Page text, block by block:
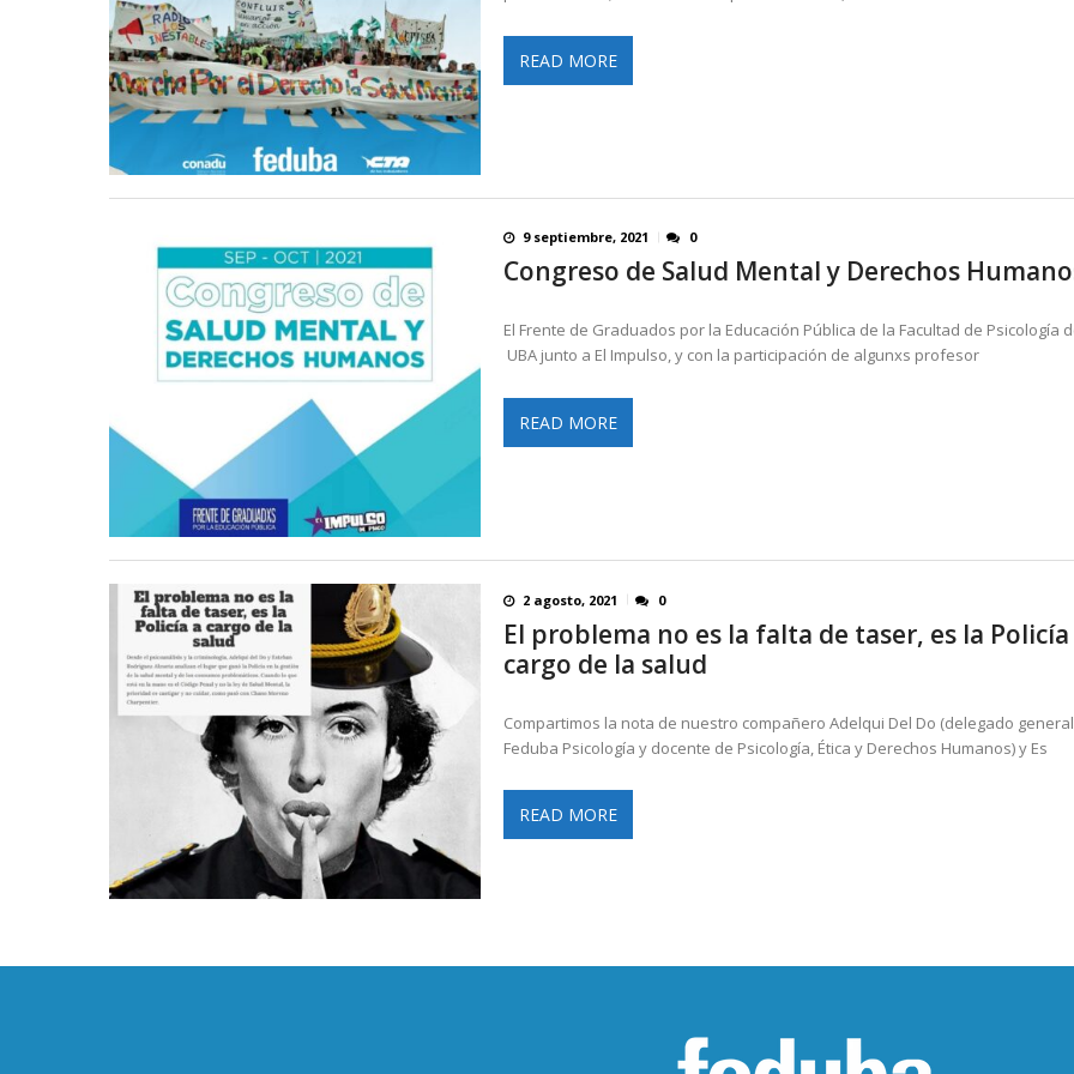
READ MORE
9 septiembre, 2021 0
Congreso de Salud Mental y Derechos
El Frente de Graduados por la Educación Pública de la Facultad de Psicología
UBA junto a El Impulso, y con la participación de algunxs profesor
READ MORE
2 agosto, 2021 0
El problema no es la falta de taser, es la Policía
cargo de la salud
Compartimos la nota de nuestro compañero Adelqui Del Do (delegado
Feduba Psicología y docente de Psicología, Ética y Derechos Humanos) y Es
READ MORE